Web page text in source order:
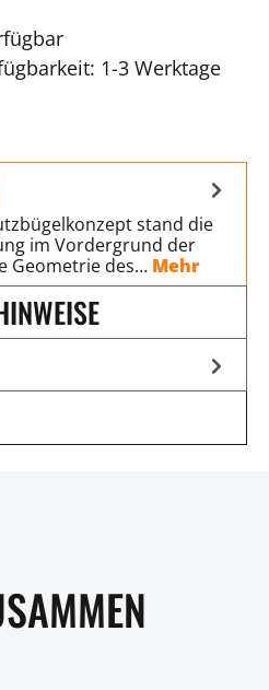
1-3 Werktage
stand die
im Vordergrund der
Geometrie des… Mehr